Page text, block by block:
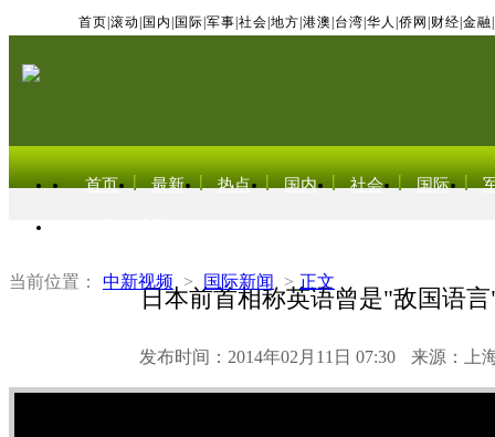
首页 滚动 国内 国际 军事 社会 地方 港澳 台湾 华人 侨网 财经 金融
首页 最新 热点 国内 社会 国际
当前位置： 中新视频 > 国际新闻 > 正文
日本前首相称英语曾是"敌国语
发布时间：2014年02月11日 07:30 来源：上